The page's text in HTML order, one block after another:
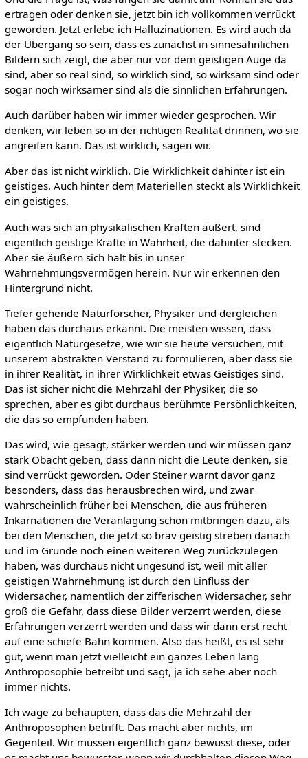
ertragen oder denken sie, jetzt bin ich vollkommen verrückt
geworden. Jetzt erlebe ich Halluzinationen. Es wird auch da
der Übergang so sein, dass es zunächst in sinnesähnlichen
Bildern sich zeigt, die aber nur vor dem geistigen Auge da
sind, aber so real sind, so wirklich sind, so wirksam sind oder
sogar noch wirksamer sind als die sinnlichen Erfahrungen.
Auch darüber haben wir immer wieder gesprochen. Wir
denken, wir leben so in der richtigen Realität drinnen, wo sie
angreifen kann. Das ist wirklich, sagen wir.
Aber das ist nicht wirklich. Die Wirklichkeit dahinter ist ein
geistiges. Auch hinter dem Materiellen steckt als Wirklichkeit
ein geistiges.
Auch was sich an physikalischen Kräften äußert, sind
eigentlich geistige Kräfte in Wahrheit, die dahinter stecken.
Aber sie äußern sich halt bis in unser
Wahrnehmungsvermögen herein. Nur wir erkennen den
Hintergrund nicht.
Tiefer gehende Naturforscher, Physiker und dergleichen
haben das durchaus erkannt. Die meisten wissen, dass
eigentlich Naturgesetze, wie wir sie heute versuchen, mit
unserem abstrakten Verstand zu formulieren, aber dass sie
in ihrer Realität, in ihrer Wirklichkeit etwas Geistiges sind.
Das ist sicher nicht die Mehrzahl der Physiker, die so
sprechen, aber es gibt durchaus berühmte Persönlichkeiten,
die das so empfunden haben.
Das wird, wie gesagt, stärker werden und wir müssen ganz
stark Obacht geben, dass dann nicht die Leute denken, sie
sind verrückt geworden. Oder Steiner warnt davor ganz
besonders, dass das herausbrechen wird, und zwar
wahrscheinlich früher bei Menschen, die aus früheren
Inkarnationen die Veranlagung schon mitbringen dazu, als
bei den Menschen, die jetzt so brav geistig streben danach
und im Grunde noch einen weiteren Weg zurückzulegen
haben, was durchaus nicht ungesund ist, weil mit aller
geistigen Wahrnehmung ist durch den Einfluss der
Widersacher, namentlich der zifferischen Widersacher, sehr
groß die Gefahr, dass diese Bilder verzerrt werden, diese
Erfahrungen verzerrt werden und dass wir dann erst recht
auf eine schiefe Bahn kommen. Also das heißt, es ist sehr
gut, wenn man jetzt vielleicht ein ganzes Leben lang
Anthroposophie betreibt und sagt, ja ich sehe aber noch
immer nichts.
Ich wage zu behaupten, dass das die Mehrzahl der
Anthroposophen betrifft. Das macht aber nichts, im
Gegenteil. Wir müssen eigentlich ganz bewusst diese, oder